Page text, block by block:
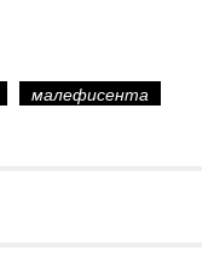
малефисента